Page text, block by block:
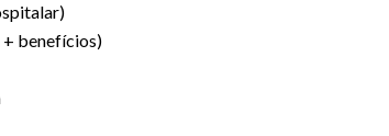
+ benefícios)